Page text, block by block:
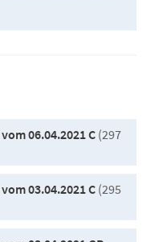
06.04.2021 C (297
03.04.2021 C(295